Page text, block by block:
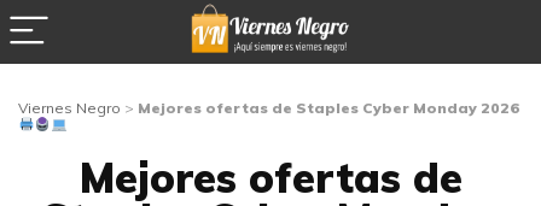
Viernes Negro > Mejores ofertas de Staples Cyber Monday 2026
Mejores ofertas de